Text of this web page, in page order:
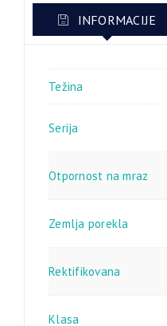
INFORMACIJE
Težina
Serija
Otpornost na mraz
Zemlja porekla
Rektifikovana
Klasa